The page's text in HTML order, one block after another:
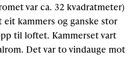
var ca. 32 kvadratmeter)
eit kammers og ganske stor
til loftet. Kammerset vart
Det var to vindauge mot